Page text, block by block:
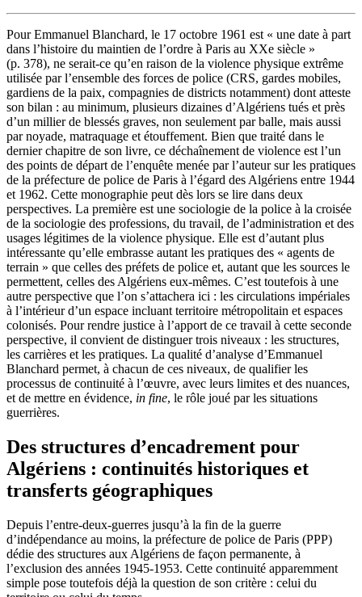
Pour Emmanuel Blanchard, le 17 octobre 1961 est « une date à part
dans l’histoire du maintien de l’ordre à Paris au XXe siècle »
(p. 378), ne serait-ce qu’en raison de la violence physique extrême
utilisée par l’ensemble des forces de police (CRS, gardes mobiles,
gardiens de la paix, compagnies de districts notamment) dont atteste
son bilan : au minimum, plusieurs dizaines d’Algériens tués et près
d’un millier de blessés graves, non seulement par balle, mais aussi
par noyade, matraquage et étouffement. Bien que traité dans le
dernier chapitre de son livre, ce déchaînement de violence est l’un
des points de départ de l’enquête menée par l’auteur sur les pratiques
de la préfecture de police de Paris à l’égard des Algériens entre 1944
et 1962. Cette monographie peut dès lors se lire dans deux
perspectives. La première est une sociologie de la police à la croisée
de la sociologie des professions, du travail, de l’administration et des
usages légitimes de la violence physique. Elle est d’autant plus
intéressante qu’elle embrasse autant les pratiques des « agents de
terrain » que celles des préfets de police et, autant que les sources le
permettent, celles des Algériens eux-mêmes. C’est toutefois à une
autre perspective que l’on s’attachera ici : les circulations impériales
à l’intérieur d’un espace incluant territoire métropolitain et espaces
colonisés. Pour rendre justice à l’apport de ce travail à cette seconde
perspective, il convient de distinguer trois niveaux : les structures,
les carrières et les pratiques. La qualité d’analyse d’Emmanuel
Blanchard permet, à chacun de ces niveaux, de qualifier les
processus de continuité à l’œuvre, avec leurs limites et des nuances,
et de mettre en évidence, in fine, le rôle joué par les situations
guerrières.
Des structures d’encadrement pour
Algériens : continuités historiques et
transferts géographiques
Depuis l’entre-deux-guerres jusqu’à la fin de la guerre
d’indépendance au moins, la préfecture de police de Paris (PPP)
dédie des structures aux Algériens de façon permanente, à
l’exclusion des années 1945-1953. Cette continuité apparemment
simple pose toutefois déjà la question de son critère : celui du